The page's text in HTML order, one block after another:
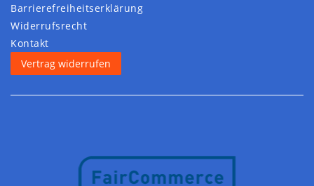
Barrierefreiheitserklärung
Widerrufs­recht
Kontakt
Vertrag widerrufen